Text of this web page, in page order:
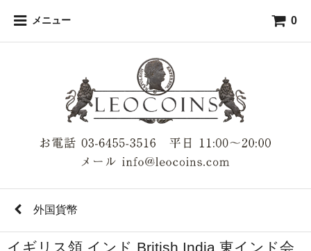
メニュー 0
外国貨幣
イギリス領 インド British India 東インド会